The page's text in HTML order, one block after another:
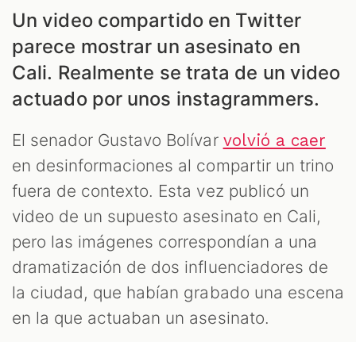
Un video compartido en Twitter
parece mostrar un asesinato en
Cali. Realmente se trata de un video
actuado por unos instagrammers.
El senador Gustavo Bolívar volvió a caer
en desinformaciones al compartir un trino
fuera de contexto. Esta vez publicó un
video de un supuesto asesinato en Cali,
pero las imágenes correspondían a una
dramatización de dos influenciadores de
la ciudad, que habían grabado una escena
en la que actuaban un asesinato.